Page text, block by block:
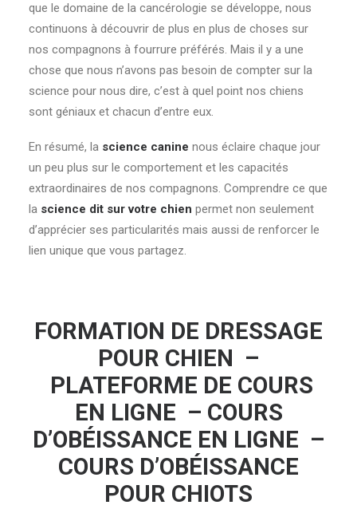
que le domaine de la cancérologie se développe, nous
continuons à découvrir de plus en plus de choses sur
nos compagnons à fourrure préférés. Mais il y a une
chose que nous n’avons pas besoin de compter sur la
science pour nous dire, c’est à quel point nos chiens
sont géniaux et chacun d’entre eux.
En résumé, la science canine nous éclaire chaque jour
un peu plus sur le comportement et les capacités
extraordinaires de nos compagnons. Comprendre ce que
la science dit sur votre chien permet non seulement
d’apprécier ses particularités mais aussi de renforcer le
lien unique que vous partagez.
FORMATION DE DRESSAGE
POUR CHIEN –
PLATEFORME DE COURS
EN LIGNE – COURS
D’OBÉISSANCE EN LIGNE –
COURS D’OBÉISSANCE
POUR CHIOTS